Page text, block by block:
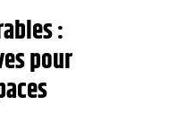
:
pour